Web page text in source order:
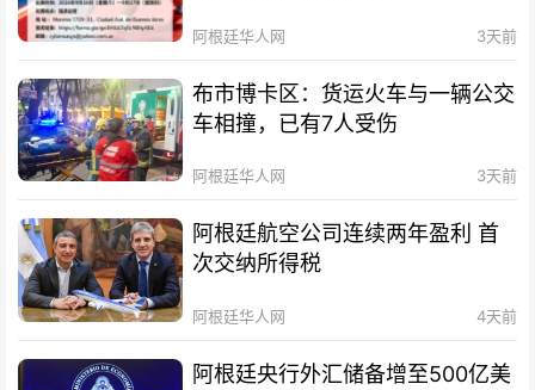
阿根廷华人网 3天前
布市博卡区：货运火车与一辆公交
车相撞，已有7人受伤
阿根廷华人网 3天前
阿根廷航空公司连续两年盈利 首
次交纳所得税
阿根廷华人网 4天前
阿根廷央行外汇储备增至500亿美